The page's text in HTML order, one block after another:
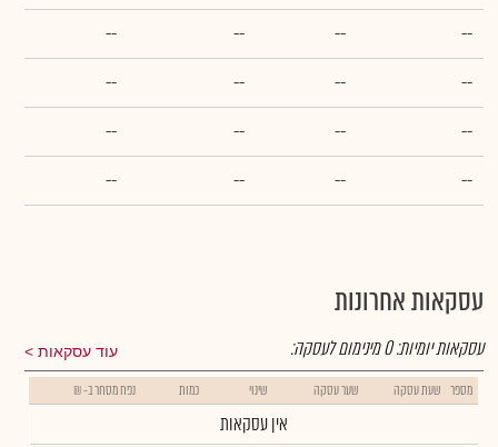
--
--
--
--
--
--
--
--
--
--
--
--
--
--
--
--
עסקאות אחרונות
עוד עסקאות עסקאות יומיות:0מינימום לעסקה:
מספר שעת עסקה שער עסקה שינוי כמות נפח מסחר ב- ₪
אין עסקאות